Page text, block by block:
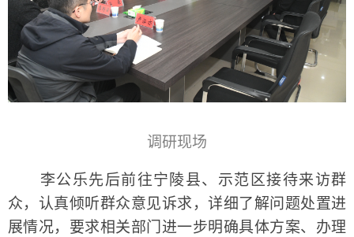
调研现场
李公乐先后前往宁陵县、示范区接待来访群
众，认真倾听群众意见诉求，详细了解问题处置进
展情况，要求相关部门进一步明确具体方案、办理